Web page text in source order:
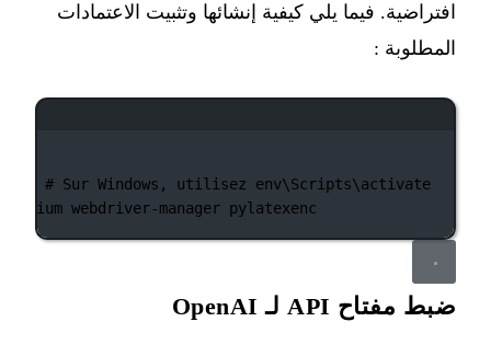
افتراضية. فيما يلي كيفية إنشائها وتثبيت الاعتمادات
المطلوبة :
# Sur Windows, utilisez env\Scripts\activate
webdriver-manager pylatexenc
ضبط مفتاح API لـ OpenAI